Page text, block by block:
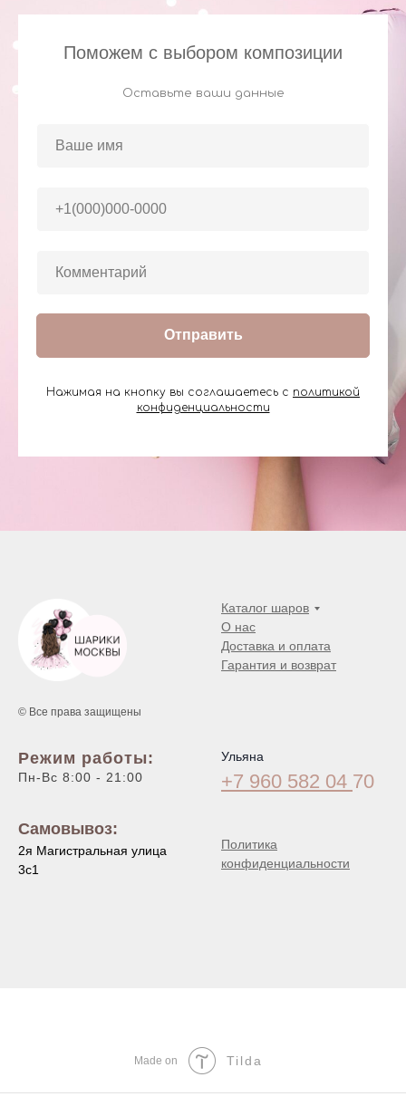
Поможем с выбором композиции
Оставьте ваши данные
Отправить
Нажимая на кнопку вы соглашаетесь с политикой
конфиденциальности
© Все права защищены
Каталог шаров
О нас
Доставка и оплата
Гарантия и возврат
Режим работы:
Пн-Вс 8:00 - 21:00
Самовывоз:
2я Магистральная улица
3с1
Ульяна
+7 960 582 04 70
Политика
конфиденциальности
Made on Tilda